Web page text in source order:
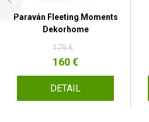
Paraván Fleeting Moments
Dekorhome
179 €
160 €
DETAIL